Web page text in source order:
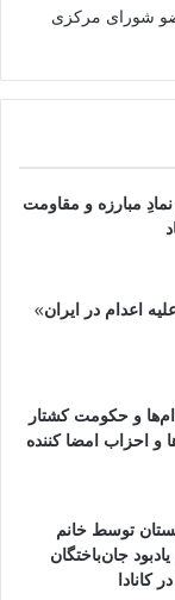
عضو شورای مرکزی
مبارزه و مقاومت
اعدام در ایران»
و حکومت کشتار
و احزاب امضا کننده
توسط خانم
جان‌باختگان
کانادا